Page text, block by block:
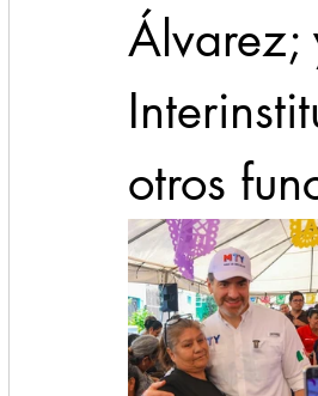
Álvarez;
otros